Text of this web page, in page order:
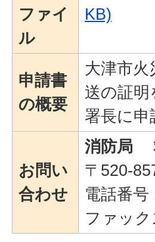
ファイ
ル
KB)
申請書
の概要
大津市火
送の証
署長に
お問い
合わせ
消防局
〒520-
電話番号
ファッ